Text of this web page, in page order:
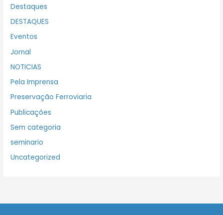
Destaques
DESTAQUES
Eventos
Jornal
NOTICIAS
Pela Imprensa
Preservação Ferroviaria
Publicações
Sem categoria
seminario
Uncategorized